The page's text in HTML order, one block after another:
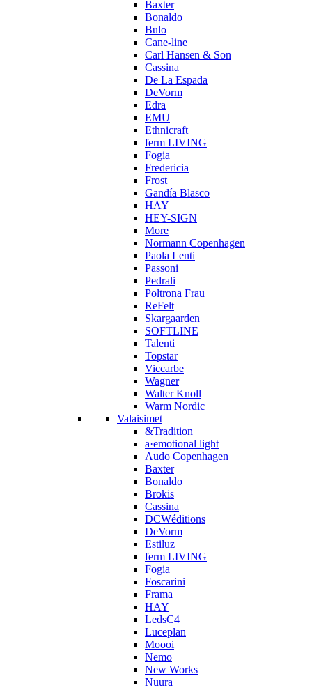
Baxter
Bonaldo
Bulo
Cane-line
Carl Hansen & Son
Cassina
De La Espada
DeVorm
Edra
EMU
Ethnicraft
ferm LIVING
Fogia
Fredericia
Frost
Gandía Blasco
HAY
HEY-SIGN
More
Normann Copenhagen
Paola Lenti
Passoni
Pedrali
Poltrona Frau
ReFelt
Skargaarden
SOFTLINE
Talenti
Topstar
Viccarbe
Wagner
Walter Knoll
Warm Nordic
Valaisimet
&Tradition
a·emotional light
Audo Copenhagen
Baxter
Bonaldo
Brokis
Cassina
DCWéditions
DeVorm
Estiluz
ferm LIVING
Fogia
Foscarini
Frama
HAY
LedsC4
Luceplan
Moooi
Nemo
New Works
Nuura